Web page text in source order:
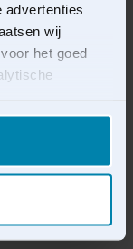
advertenties
wij
het goed
van cookies op
een
in de
keuken uitgaat